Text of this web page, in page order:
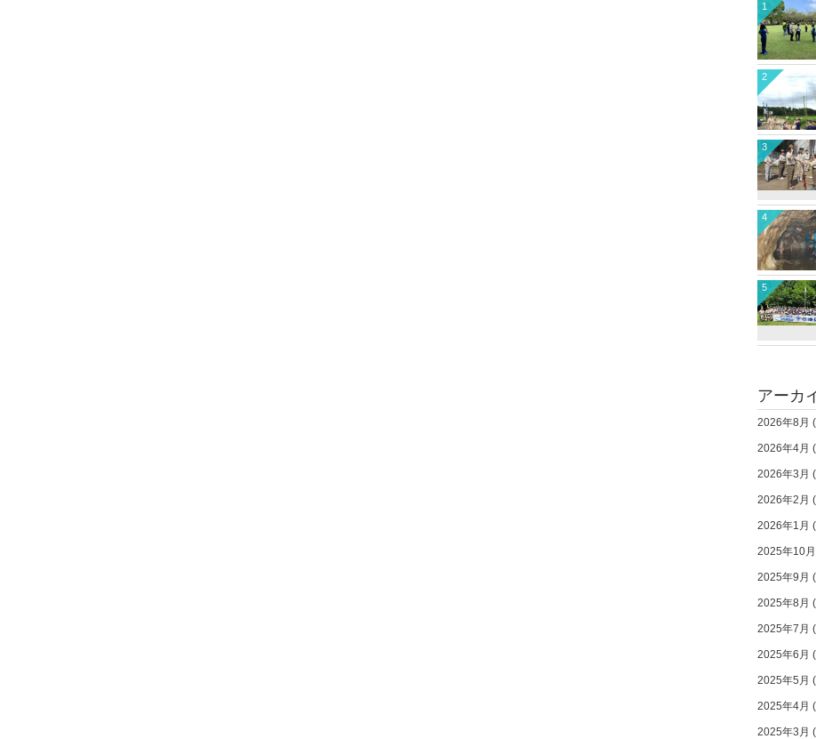
1
2
3
4
5
アーカ
2026年8月
2026年4月
2026年3月
2026年2月
2026年1月
2025年10月
2025年9月
2025年8月
2025年7月
2025年6月
2025年5月
2025年4月
2025年3月